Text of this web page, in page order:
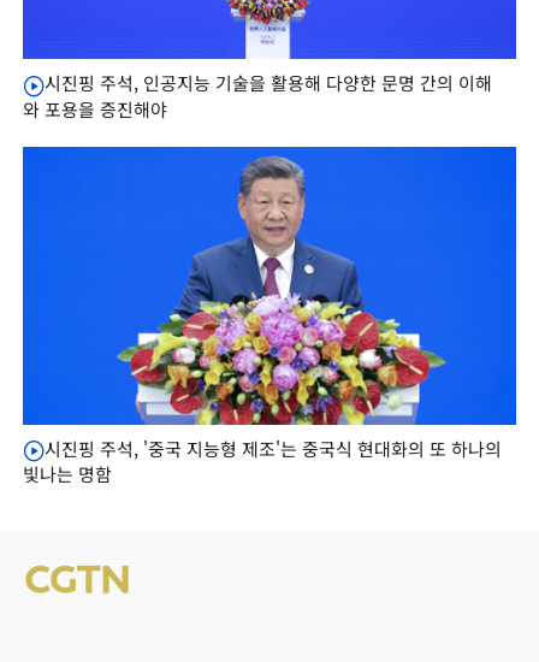
시진핑 주석, 인공지능 기술을 활용해 다양한 문명 간의 이해
와 포용을 증진해야
시진핑 주석, '중국 지능형 제조'는 중국식 현대화의 또 하나의
빛나는 명함